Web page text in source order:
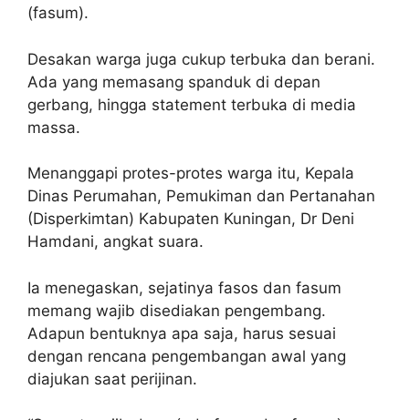
(fasum).
Desakan warga juga cukup terbuka dan berani.
Ada yang memasang spanduk di depan
gerbang, hingga statement terbuka di media
massa.
Menanggapi protes-protes warga itu, Kepala
Dinas Perumahan, Pemukiman dan Pertanahan
(Disperkimtan) Kabupaten Kuningan, Dr Deni
Hamdani, angkat suara.
Ia menegaskan, sejatinya fasos dan fasum
memang wajib disediakan pengembang.
Adapun bentuknya apa saja, harus sesuai
dengan rencana pengembangan awal yang
diajukan saat perijinan.